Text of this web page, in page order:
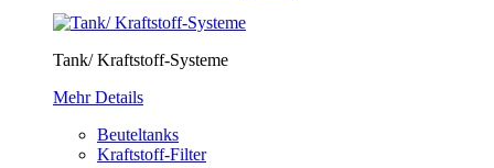
Tank/ Kraftstoff-Systeme
Mehr Details
Beuteltanks
Kraftstoff-Filter